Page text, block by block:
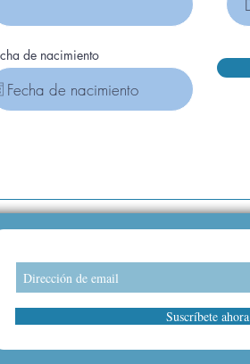
de nacimiento
Suscríbete ahora